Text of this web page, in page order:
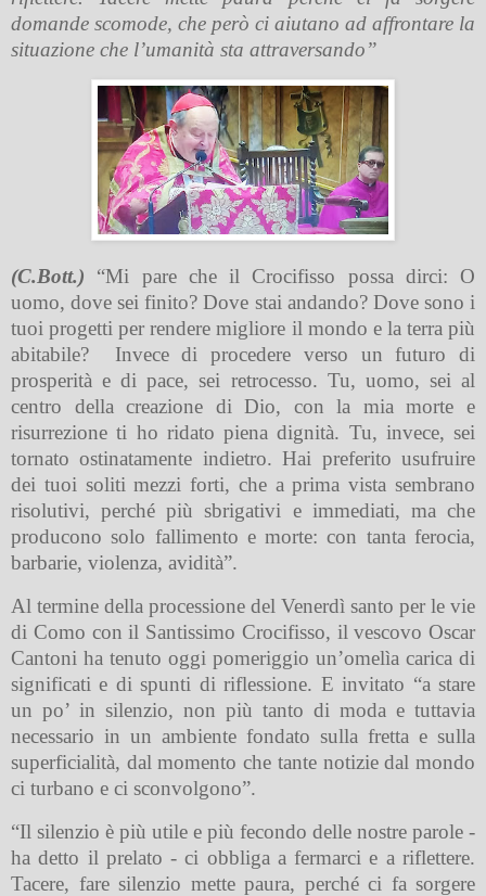
domande scomode, che però ci aiutano ad affrontare la
situazione che l’umanità sta attraversando”
(C.Bott.) “Mi pare che il Crocifisso possa dirci: O
uomo, dove sei finito? Dove stai andando? Dove sono i
tuoi progetti per rendere migliore il mondo e la terra più
abitabile?
Invece di procedere verso un futuro di
prosperità e di pace, sei retrocesso. Tu, uomo, sei al
centro della creazione di Dio, con la mia morte e
risurrezione ti ho ridato piena dignità. Tu, invece, sei
tornato ostinatamente indietro. Hai preferito usufruire
dei tuoi soliti mezzi forti, che a prima vista sembrano
risolutivi, perché più sbrigativi e immediati, ma che
producono solo fallimento e morte: con tanta ferocia,
barbarie, violenza, avidità”.
Al termine della processione del Venerdì santo per le vie
di Como con il Santissimo Crocifisso, il vescovo Oscar
Cantoni ha tenuto oggi pomeriggio un’omelìa carica di
significati e di spunti di riflessione. E invitato “a stare
un po’ in silenzio, non più tanto di moda e tuttavia
necessario in un ambiente fondato sulla fretta e sulla
superficialità, dal momento che tante notizie dal mondo
ci turbano e ci sconvolgono”.
“Il silenzio è più utile e più fecondo delle nostre parole -
ha detto il prelato - ci obbliga a fermarci e a riflettere.
Tacere, fare silenzio mette paura, perché ci fa sorgere